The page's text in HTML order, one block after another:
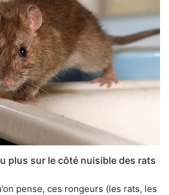
plus sur le côté nuisible des rats
pense, ces rongeurs (les rats, les